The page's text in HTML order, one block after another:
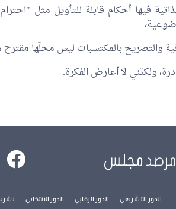
فيها أحكام قابلة للتأويل مثل
والتصريح بالمكتسبات ليس محلّها مقترح
ولكنّني لا أعارض الفكرة.
مرصدمجلس
الدور التشريعي الدور الرقابي الدور الانتخابي